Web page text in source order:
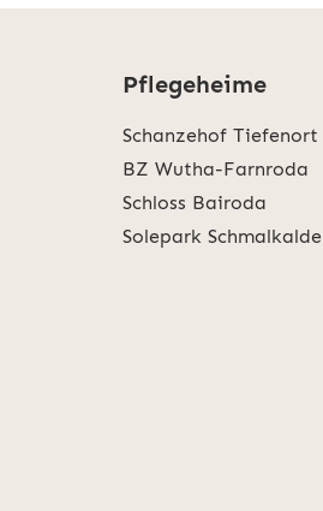
Pflegeheime
Schanzehof Tiefenort
BZ Wutha-Farnroda
Schloss Bairoda
Solepark